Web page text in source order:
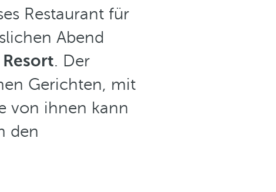
Restaurant für
Abend
. Der
Gerichten, mit
von ihnen kann
den